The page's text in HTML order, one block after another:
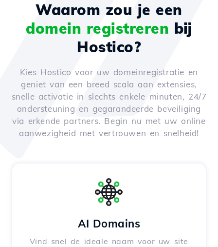
Waarom zou je een
domein registreren bij
Hostico?
Kies Hostico voor uw domeinregistratie en
geniet van een breed scala aan extensies,
snelle activatie in slechts enkele minuten, 24/7
ondersteuning en gegarandeerde beveiliging
via erkende partners. Begin nu met uw online
aanwezigheid met vertrouwen en snelheid!
AI Domains
Vind snel de ideale naam voor uw site